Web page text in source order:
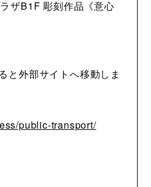
ザB1F 彫刻作品《意心
と外部サイトへ移動しま
public-transport/